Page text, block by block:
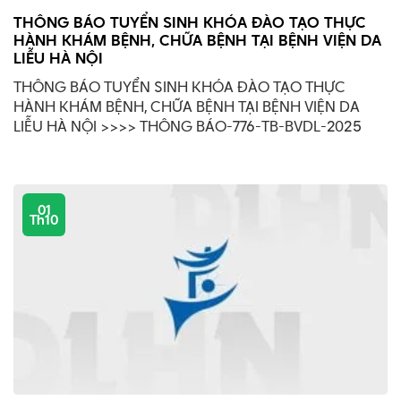
THÔNG BÁO TUYỂN SINH KHÓA ĐÀO TẠO THỰC
HÀNH KHÁM BỆNH, CHỮA BỆNH TẠI BỆNH VIỆN DA
LIỄU HÀ NỘI
THÔNG BÁO TUYỂN SINH KHÓA ĐÀO TẠO THỰC
HÀNH KHÁM BỆNH, CHỮA BỆNH TẠI BỆNH VIỆN DA
LIỄU HÀ NỘI >>>> THÔNG BÁO-776-TB-BVDL-2025
01
Th10